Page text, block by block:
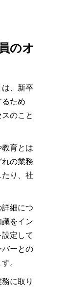
のオ
、新卒
ため
のこと
育とは
の業務
り、社
細につ
をイン
定して
ーとの
。
に取り